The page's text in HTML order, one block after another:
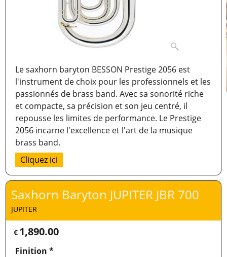
Le saxhorn baryton BESSON Prestige 2056 est
l'instrument de choix pour les professionnels et les
passionnés de brass band. Avec sa sonorité riche
et compacte, sa précision et son jeu centré, il
repousse les limites de performance. Le Prestige
2056 incarne l'excellence et l'art de la musique
brass band.
Cliquez ici
Saxhorn Baryton JUPITER JBR 700
JUPITER
€ 1,890.00
Finition *